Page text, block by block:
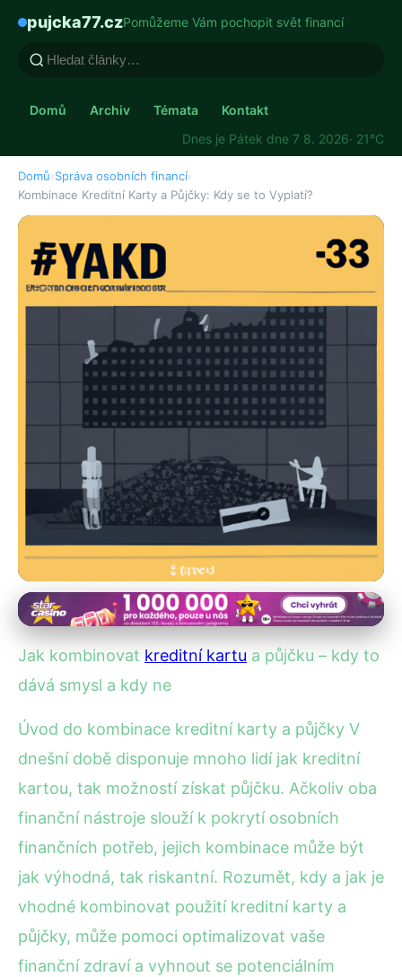
pujcka77.czPomůžeme Vám pochopit svět financí
Domů Archiv Témata
Kontakt
Dnes je Pátek dne 7 8. 2026· 21°C
Domů›Správa osobních financí›
Kombinace Kreditní Karty a Půjčky: Kdy se to Vyplatí?
Správa osobních financí
Kombinace Kreditní Karty a
Půjčky: Kdy se to Vyplatí?
29. 5. 2025 · 4 min čtení · Autor: Marek Dvořák
Jak kombinovat kreditní kartu a půjčku – kdy to
dává smysl a kdy ne
Úvod do kombinace kreditní karty a půjčky V
dnešní době disponuje mnoho lidí jak kreditní
kartou, tak možností získat půjčku. Ačkoliv oba
finanční nástroje slouží k pokrytí osobních
finančních potřeb, jejich kombinace může být
jak výhodná, tak riskantní. Rozumět, kdy a jak je
vhodné kombinovat použití kreditní karty a
půjčky, může pomoci optimalizovat vaše
finanční zdraví a vyhnout se potenciálním